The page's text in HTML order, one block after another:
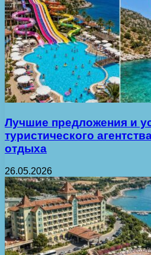
Лучшие предложения и
туристического
отдыха
26.05.2026